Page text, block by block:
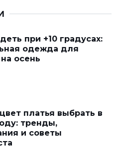
при +10 градусах:
одежда для
осень
платья выбрать в
тренды,
и советы